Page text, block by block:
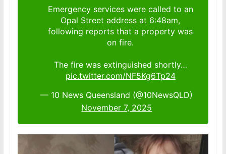
Emergency services were called to an
Opal Street address at 6:48am,
following reports that a property was
on fire.
The fire was extinguished shortly…
pic.twitter.com/NF5Kg6Tp24
— 10 News Queensland (@10NewsQLD)
November 7, 2025